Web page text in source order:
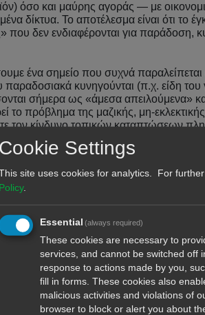
όσο και μαύρης αγοράς — με
δίκτυα. Το αποτέλεσμα είναι ότι το
που δεν ενδιαφέρονται για παράδοση,
ένα σημείο που συχνά παραλείπεται
κυνηγούνται (π.χ. είδη
σήμερα ως «άμεσα απειλούμενα»
το πρόβλημα της μαζικής, μη-
τον κίνδυνο τοπικών καταπτώσεων
δράση διεθνείς και τοπικές ΜΚΟ —
δημοσιοποίησαν έρευνες και πίεσαν
σημαντική δημοσιότητα και
όμως υπάρχει και η άλλη όψη:
η παρουσία κάποιων ΜΚΟ μετατρέπεται
— και αμφισβητούν αν η
που σέβονται την παράδοση και τον
αποκλειστικά την προστασία της
δημοσιογραφικά οφέλη μέσω της
κυνήγι ή με το κυνήγι γενικότερα;
κράτους: αλλού καταγράφεται μείωση
Cookie Settings
site uses cookies for analytics. For
Policy.
Essential (always required)
These cookies are necessary to
services, and cannot be switched off
response to actions made by you,
fill in forms. These cookies also
malicious activities and violations of
browser to block or alert you about